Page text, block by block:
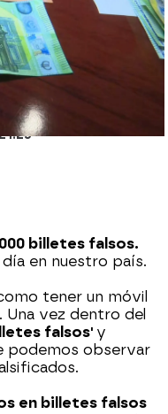
billetes falsos.
en nuestro país.
tener un móvil
Una vez dentro del
falsos' y
podemos observar
en billetes falsos